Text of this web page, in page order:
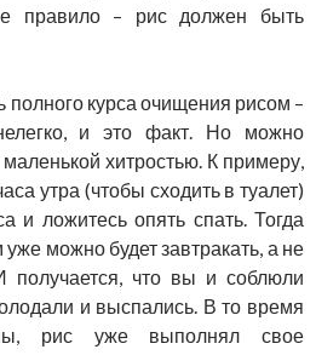
правило – рис должен быть
курса очищения рисом –
и это факт. Но можно
хитростью. К примеру,
утра (чтобы сходить в туалет)
и ложитесь опять спать. Тогда
можно будет завтракать, а не
получается, что вы и соблюли
и выспались. В то время
рис уже выполнял свое